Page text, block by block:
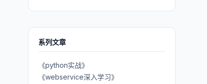
系列文章
《python实战》
《webservice深入学习》